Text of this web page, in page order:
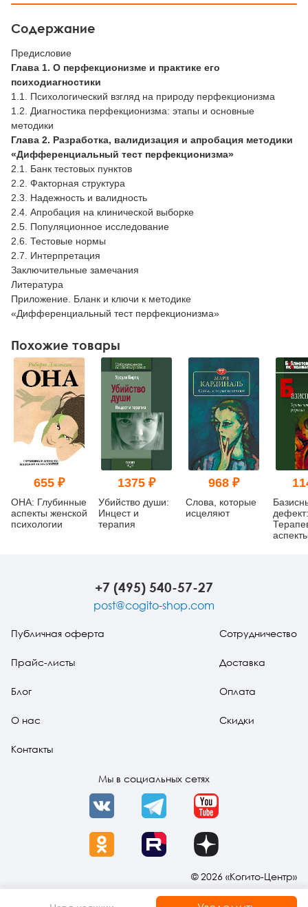
Содержание
Предисловие
Глава 1. О перфекционизме и практике его
психодиагностики
1.1. Психологический взгляд на природу перфекционизма
1.2. Диагностика перфекционизма: этапы и основные
методики
Глава 2. Разработка, валидизация и апробация методики
«Дифференциальный тест перфекционизма»
2.1. Банк тестовых пунктов
2.2. Факторная структура
2.3. Надежность и валидность
2.4. Апробация на клинической выборке
2.5. Популяционное исследование
2.6. Тестовые нормы
2.7. Интерпретация
Заключительные замечания
Литература
Приложение. Бланк и ключи к методике
«Дифференциальный тест перфекционизма»
Похожие товары
655 ₽
ОНА: Глубинные
аспекты женской
психологии
1375 ₽
Убийство души:
Инцест и
терапия
968 ₽
Слова, которые
исцеляют
дефект:
+7 (495) 540-57-27
post@cogito-shop.com
Публичная оферта
Прайс-листы
Блог
О нас
Контакты
Сотрудничество
Доставка
Оплата
Скидки
Мы в социальных сетях
VK Telegram YouTube
OK Rutube Dzen
© 2026 «Когито-Центр»